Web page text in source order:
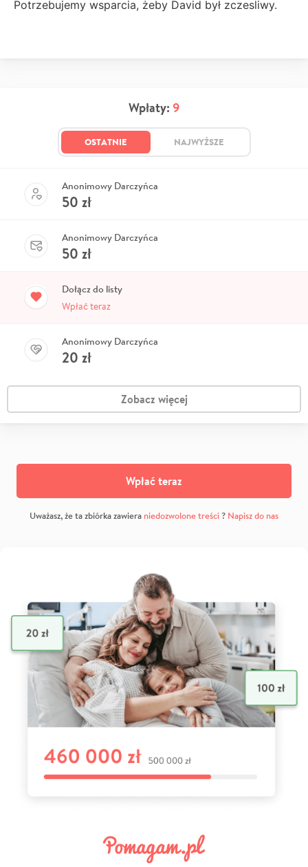
Potrzebujemy wsparcia, żeby David był zczesliwy.
Wpłaty: 9
OSTATNIE NAJWYŻSZE
Anonimowy Darczyńca
50 zł
Anonimowy Darczyńca
50 zł
Dołącz do listy
Wpłać teraz
Anonimowy Darczyńca
20 zł
Zobacz więcej
Wpłać teraz
Uważasz, że ta zbiórka zawiera niedozwolone treści? Napisz do nas